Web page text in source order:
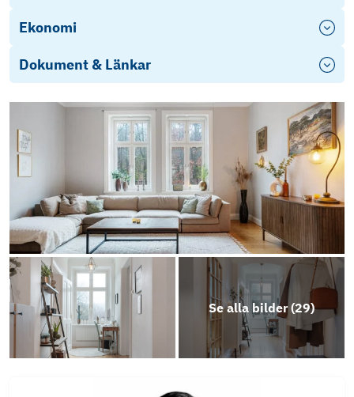
Ekonomi
Dokument & Länkar
Objektsbeskrivning
Se alla bilder (29)